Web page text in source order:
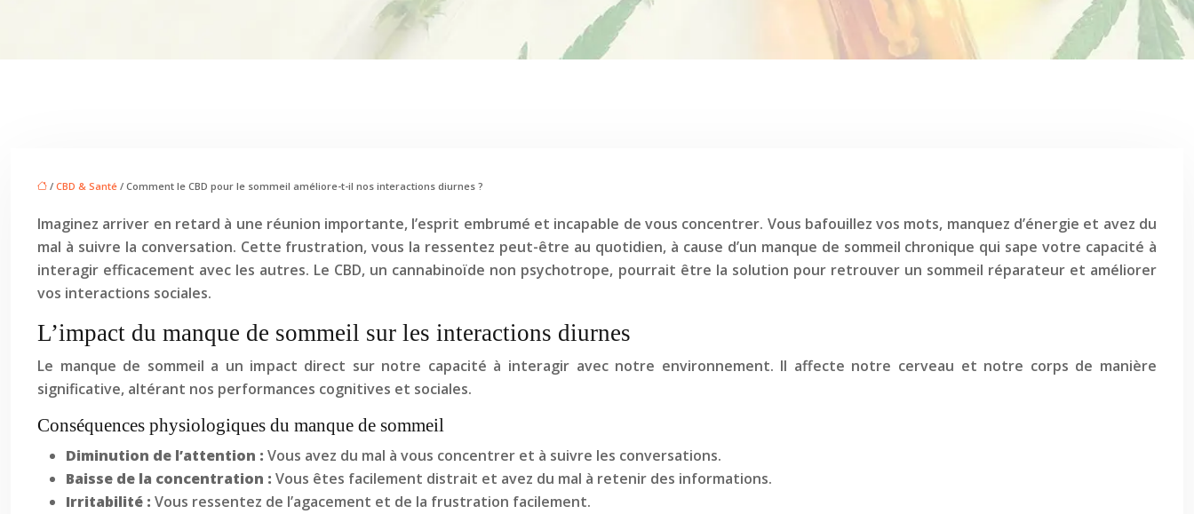
/ CBD & Santé / Comment le CBD pour le sommeil améliore-t-il nos interactions diurnes ?
Imaginez arriver en retard à une réunion importante, l’esprit embrumé et incapable de vous concentrer. Vous bafouillez vos mots, manquez d’énergie et avez du
mal à suivre la conversation. Cette frustration, vous la ressentez peut-être au quotidien, à cause d’un manque de sommeil chronique qui sape votre capacité à
interagir efficacement avec les autres. Le CBD, un cannabinoïde non psychotrope, pourrait être la solution pour retrouver un sommeil réparateur et améliorer
vos interactions sociales.
L’impact du manque de sommeil sur les interactions diurnes
Le manque de sommeil a un impact direct sur notre capacité à interagir avec notre environnement. Il affecte notre cerveau et notre corps de manière
significative, altérant nos performances cognitives et sociales.
Conséquences physiologiques du manque de sommeil
Diminution de l’attention : Vous avez du mal à vous concentrer et à suivre les conversations.
Baisse de la concentration : Vous êtes facilement distrait et avez du mal à retenir des informations.
Irritabilité : Vous ressentez de l’agacement et de la frustration facilement.